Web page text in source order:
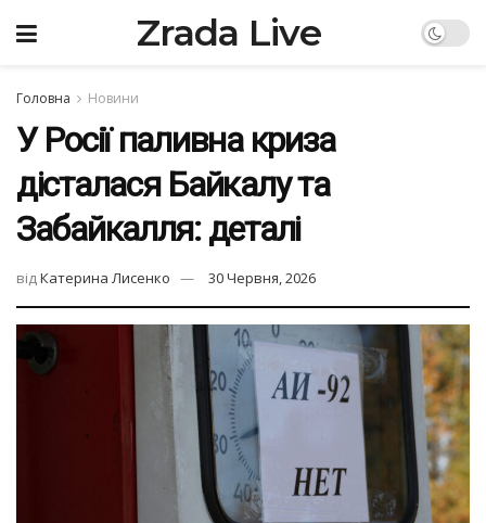
Zrada Live
Головна Новини
У Росії паливна криза
дісталася Байкалу та
Забайкалля: деталі
відКатерина Лисенко 30 Червня, 2026